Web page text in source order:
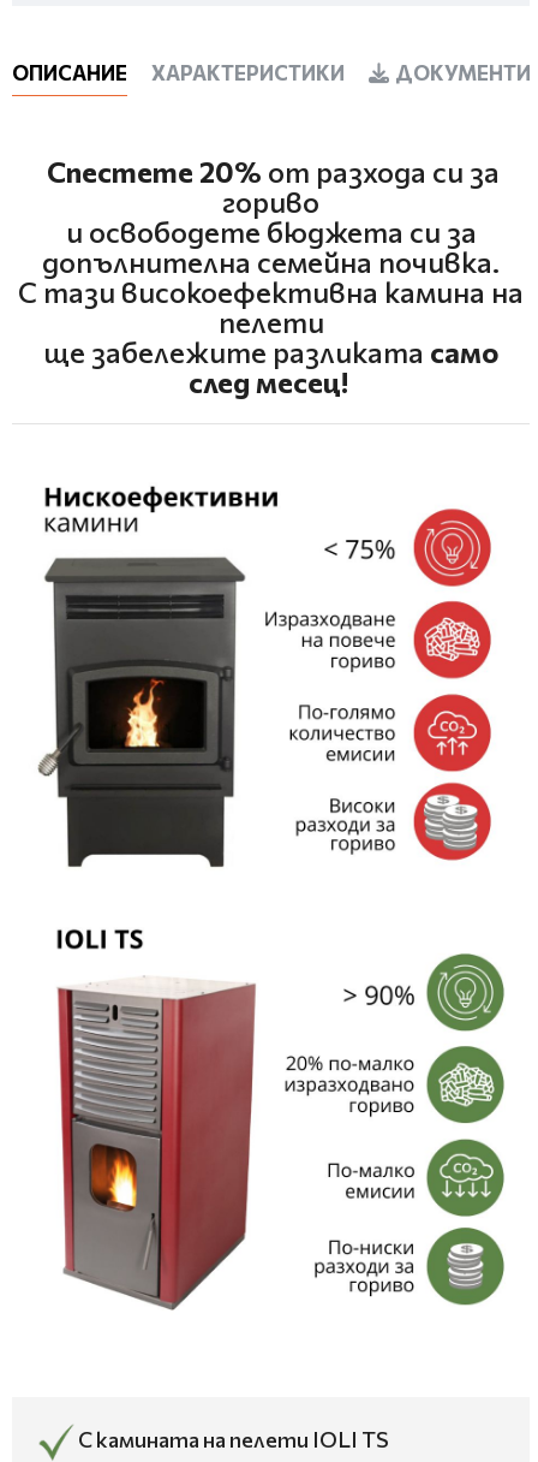
ОПИСАНИЕ ХАРАКТЕРИСТИКИ ДОКУМЕНТИ
Спестете 20% от разхода си за
гориво
и освободете бюджета си за
допълнителна семейна почивка.
С тази високоефективна камина на
пелети
ще забележите разликата само
след месец!
С камината на пелети IOLI TS